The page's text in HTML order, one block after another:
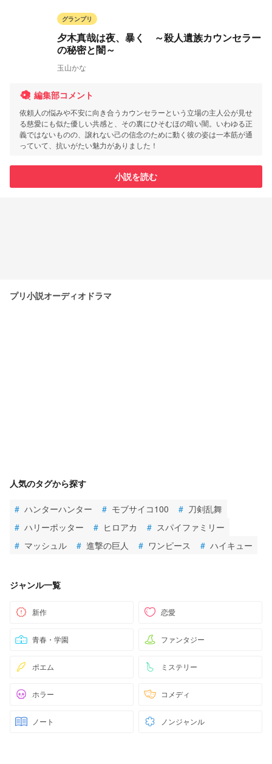
グランプリ
夕木真哉は夜、暴く ～殺人遺族カウンセラー
の秘密と闇～
玉山かな
編集部コメント
依頼人の悩みや不安に向き合うカウンセラーという立場の主人公が見せ
る慈愛にも似た優しい共感と、その裏にひそむほの暗い闇。いわゆる正
義ではないものの、譲れない己の信念のために動く彼の姿は一本筋が通
っていて、抗いがたい魅力がありました！
小説を読む
プリ小説オーディオドラマ
人気のタグから探す
# ハンターハンター # モブサイコ100 # 刀剣乱舞
# ハリーポッター # ヒロアカ # スパイファミリー
# マッシュル # 進撃の巨人 # ワンピース # ハイキュー
ジャンル一覧
新作 恋愛
青春・学園 ファンタジー
ポエム ミステリー
ホラー コメディ
ノート ノンジャンル